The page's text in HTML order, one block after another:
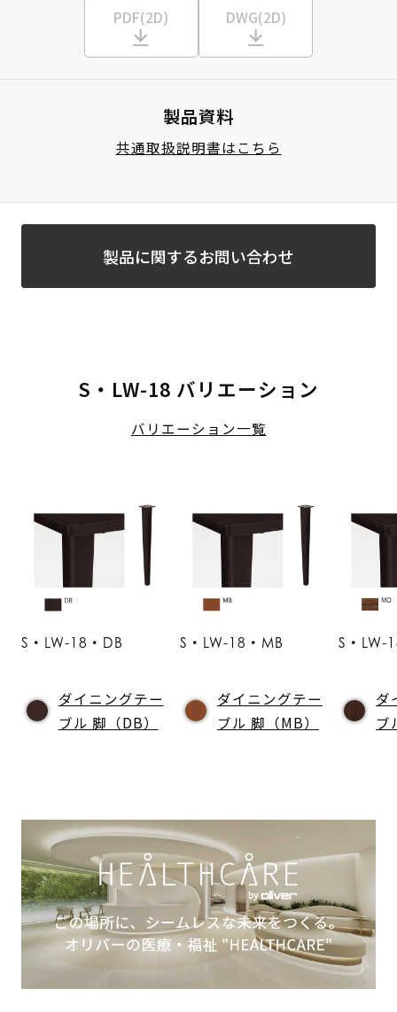
PDF(2D) DWG(2D)
製品資料
共通取扱説明書はこちら
製品に関するお問い合わせ
S・LW-18 バリエーション
バリエーション一覧
S・LW-18・DB
ダイニングテー
ブル 脚（DB）
S・LW-18・MB
ダイニングテー
ブル 脚（MB）
S・LW-
ダ
ブ